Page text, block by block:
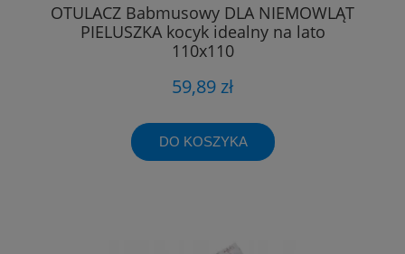
OTULACZ Babmusowy DLA NIEMOWLĄT
PIELUSZKA kocyk idealny na lato
110x110
59,89 zł
DO KOSZYKA